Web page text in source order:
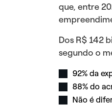
que, entre
Dos R$ 142
segundo o
92% da
88% do
Não é